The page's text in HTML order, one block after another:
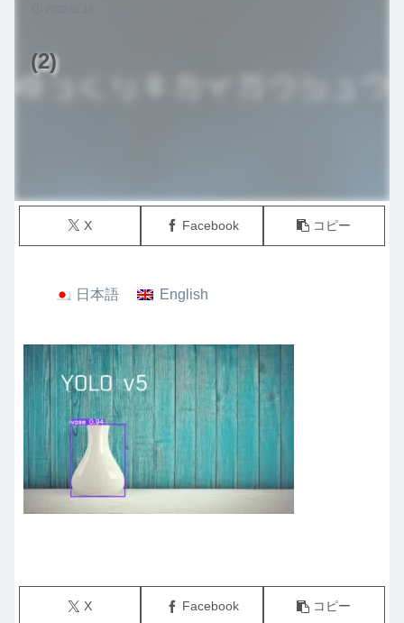
(2)
X Facebook コピー
日本語 English
X Facebook コピー